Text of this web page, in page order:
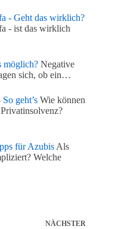
- Geht das wirklich?
- ist das wirklich
möglich? Negative
sich, ob ein…
geht’s Wie können
für AzubisAls
Welche
NÄCHSTER